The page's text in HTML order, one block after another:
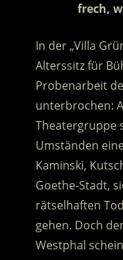
frech,
In der „Villa
Alterssitz für
Probenarbeit
unterbrochen:
Theatergruppe
Umständen
Kaminski,
Goethe-Stadt,
rätselhaften
gehen. Doch
Westphal